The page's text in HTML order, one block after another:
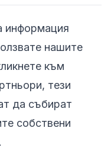
информация
нашите
към
тези
да събират
собствени